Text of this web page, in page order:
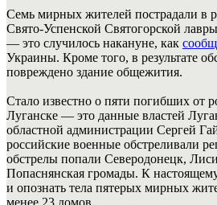
Семь мирных жителей пострадали в
Свято-Успенской Святогорской
— это случилось накануне, как
Украины. Кроме того, в результате
повреждено здание общежития.
Стало известно о пяти погибших от
Луганске — это данные властей
областной администрации Сергей
российские военные обстреливали
обстрелы попали Северодонецк,
Попаснянская громады. К
и опознать тела пятерых мирных
менее 23 домов.